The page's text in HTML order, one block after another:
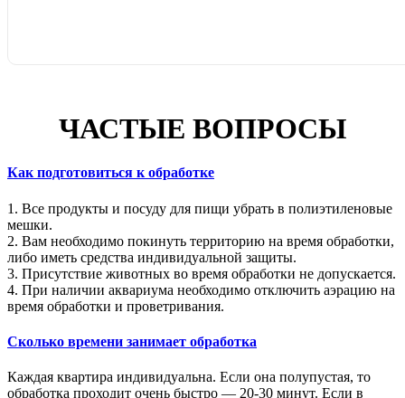
ЧАСТЫЕ ВОПРОСЫ
Как подготовиться к обработке
1. Все продукты и посуду для пищи убрать в полиэтиленовые
мешки.
2. Вам необходимо покинуть территорию на время обработки,
либо иметь средства индивидуальной защиты.
3. Присутствие животных во время обработки не допускается.
4. При наличии аквариума необходимо отключить аэрацию на
время обработки и проветривания.
Сколько времени занимает обработка
Каждая квартира индивидуальна. Если она полупустая, то
обработка проходит очень быстро — 20-30 минут. Если в